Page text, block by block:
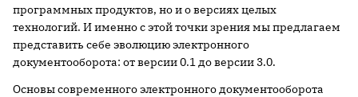
программных продуктов, но и о версиях целых
технологий. И именно с этой точки зрения мы предлагаем
представить себе эволюцию электронного
документооборота: от версии 0.1 до версии 3.0.
Основы современного электронного документооборота